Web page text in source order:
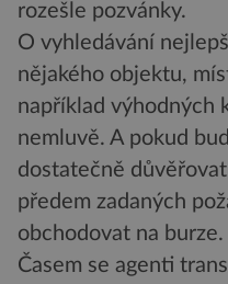
rozešle pozvánky.
O vyhledávání
nějakého objektu,
například výhodných
nemluvě. A pokud
dostatečně
předem zadaných
obchodovat na burze.
Časem se agenti